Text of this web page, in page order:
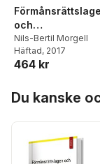
och
lönegarantilagen :
en kommentar
Nils-Bertil Morgell
Häftad, 2017
464 kr
Du kanske